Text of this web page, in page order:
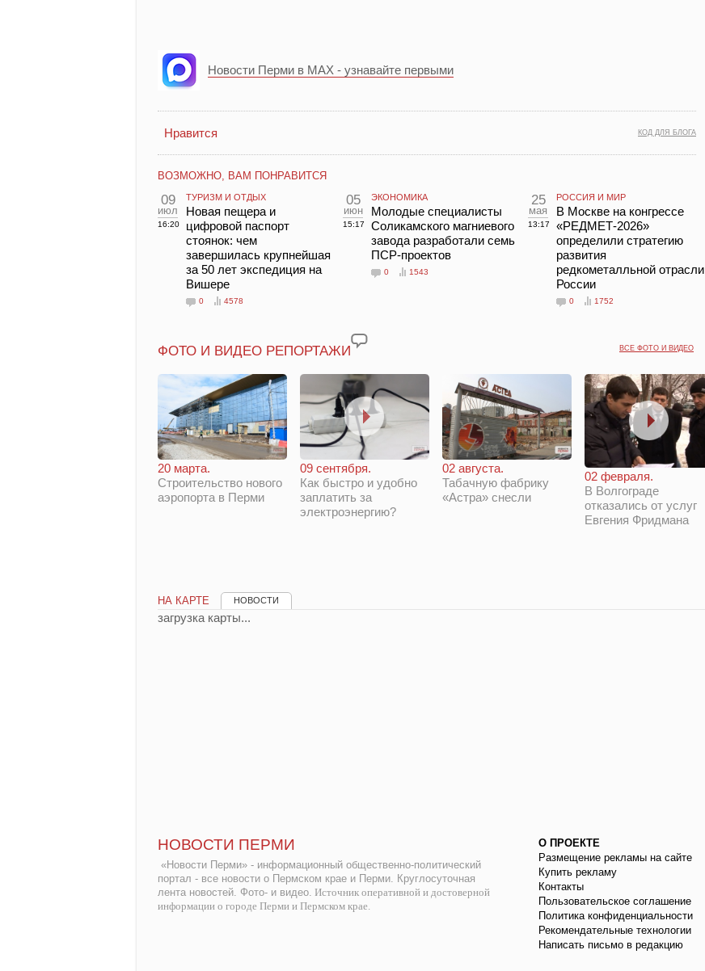
Новости Перми в MAX - узнавайте первыми
КОД ДЛЯ БЛОГА
Нравится
ВОЗМОЖНО, ВАМ ПОНРАВИТСЯ
09
июл
16:20
ТУРИЗМ И ОТДЫХ
Новая пещера и
цифровой паспорт
стоянок: чем
завершилась крупнейшая
за 50 лет экспедиция на
Вишере
0 4578
05
июн
15:17
ЭКОНОМИКА
Молодые специалисты
Соликамского магниевого
завода разработали семь
ПСР-проектов
0 1543
25
мая
13:17
РОССИЯ И МИР
В Москве на конгрессе
«РЕДМЕТ-2026»
определили стратегию
развития
редкометалльной отрасли
России
0 1752
ВСЕ ФОТО И ВИДЕО
ФОТО И ВИДЕО РЕПОРТАЖИ
20 марта.
Строительство нового
аэропорта в Перми
09 сентября.
Как быстро и удобно
заплатить за
электроэнергию?
02 августа.
Табачную фабрику
«Астра» снесли
02 февраля.
В Волгограде
отказались от услуг
Евгения Фридмана
НА КАРТЕ НОВОСТИ
загрузка карты...
НОВОСТИ ПЕРМИ
«Новости Перми» - информационный общественно-политический
портал - все новости о Пермском крае и Перми. Круглосуточная
лента новостей. Фото- и видео. Источник оперативной и достоверной
информации о городе Перми и Пермском крае.
О ПРОЕКТЕ
Размещение рекламы на сайте
Купить рекламу
Контакты
Пользовательское соглашение
Политика конфиденциальности
Рекомендательные технологии
Написать письмо в редакцию